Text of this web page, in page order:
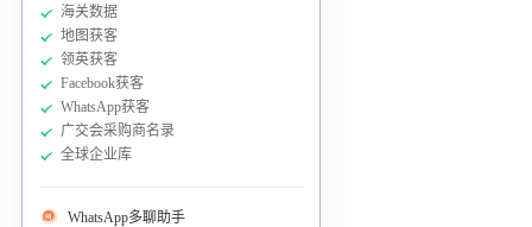
海关数据
地图获客
领英获客
Facebook获客
WhatsApp获客
广交会采购商名录
全球企业库
WhatsApp多聊助手